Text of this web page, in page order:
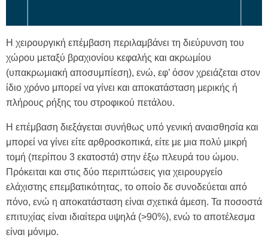
Η χειρουργική επέμβαση περιλαμβάνει τη διεύρυνση του
χώρου μεταξύ βραχιονίου κεφαλής και ακρωμίου
(υπακρωμιακή αποσυμπίεση), ενώ, εφ’ όσον χρειάζεται στον
ίδιο χρόνο μπορεί να γίνει και αποκατάσταση μερικής ή
πλήρους ρήξης του στροφικού πετάλου.
Η επέμβαση διεξάγεται συνήθως υπό γενική αναισθησία και
μπορεί να γίνει είτε αρθροσκοπικά, είτε με μια πολύ μικρή
τομή (περίπου 3 εκατοστά) στην έξω πλευρά του ώμου.
Πρόκειται και στις δύο περιπτώσεις για χειρουργείο
ελάχιστης επεμβατικότητας, το οποίο δε συνοδεύεται από
πόνο, ενώ η αποκατάσταση είναι σχετικά άμεση. Τα ποσοστά
επιτυχίας είναι ιδιαίτερα υψηλά (>90%), ενώ το αποτέλεσμα
είναι μόνιμο.